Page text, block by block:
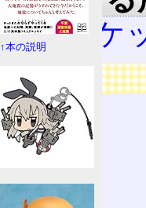
コミケ
広告
↑本の説明